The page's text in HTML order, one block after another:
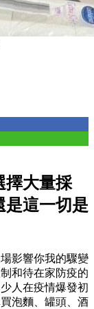
擇大量採
是這一切是
影響你我的驟變
和待在家防疫的
人在疫情爆發初
泡麵、罐頭、酒